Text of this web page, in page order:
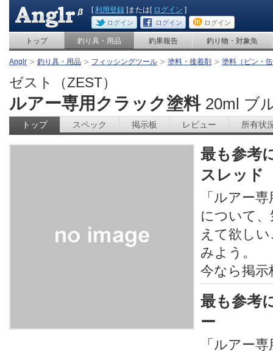
[利用登録 ]または[ ログイン ]
ログイン ログイン ログイン
トップ 釣り具・用品 釣果報告 釣り物・対象魚
Anglr 釣り具・用品 フィッシングツール 塗料・接着剤 塗料（ビン・
ゼスト（ZEST）
ルアー専用クラック塗料 20ml ブ
トップ スペック 掲示板 レビュー 所有状
最も参考
スレッド
「ルアー
について
えて欲し
みよう。
今なら掲示
最も参考
ー
「ルアー